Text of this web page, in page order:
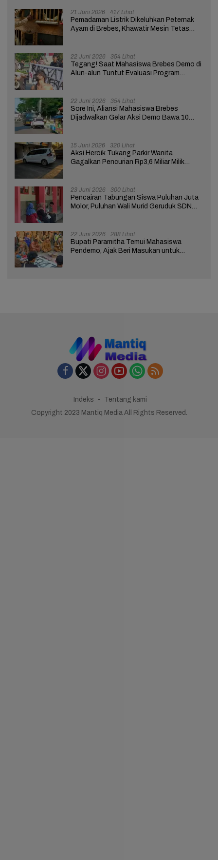
21 Juni 2026 417 Lihat
Pemadaman Listrik Dikeluhkan Peternak
Ayam di Brebes, Khawatir Mesin Tetas
22 Juni 2026 354 Lihat
Tegang! Saat Mahasiswa Brebes Demo di
Alun-alun Tuntut Evaluasi Program
22 Juni 2026 354 Lihat
Sore Ini, Aliansi Mahasiswa Brebes
Dijadwalkan Gelar Aksi Demo Bawa 10
15 Juni 2026 320 Lihat
Aksi Heroik Tukang Parkir Wanita
Gagalkan Pencurian Rp3,6 Miliar Milik
23 Juni 2026 300 Lihat
Pencairan Tabungan Siswa Puluhan Juta
Molor, Puluhan Wali Murid Geruduk SDN
22 Juni 2026 288 Lihat
Bupati Paramitha Temui Mahasiswa
Pendemo, Ajak Beri Masukan untuk
Indeks
Tentang kami
Copyright 2023 Mantiq Media All Rights Reserved.